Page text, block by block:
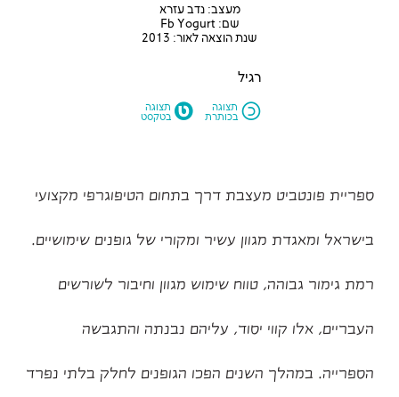
מעצב: נדב עזרא
שם: Fb Yogurt
שנת הוצאה לאור: 2013
רגיל
N תצוגה
בכותרת
M תצוגה
בטקסט